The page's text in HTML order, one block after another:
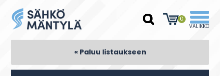
0
« Paluu listaukseen